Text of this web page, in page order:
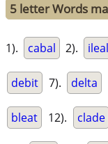
5 letter Words
1). cabal 2). ileal
debit 7). delta
bleat 12). clade